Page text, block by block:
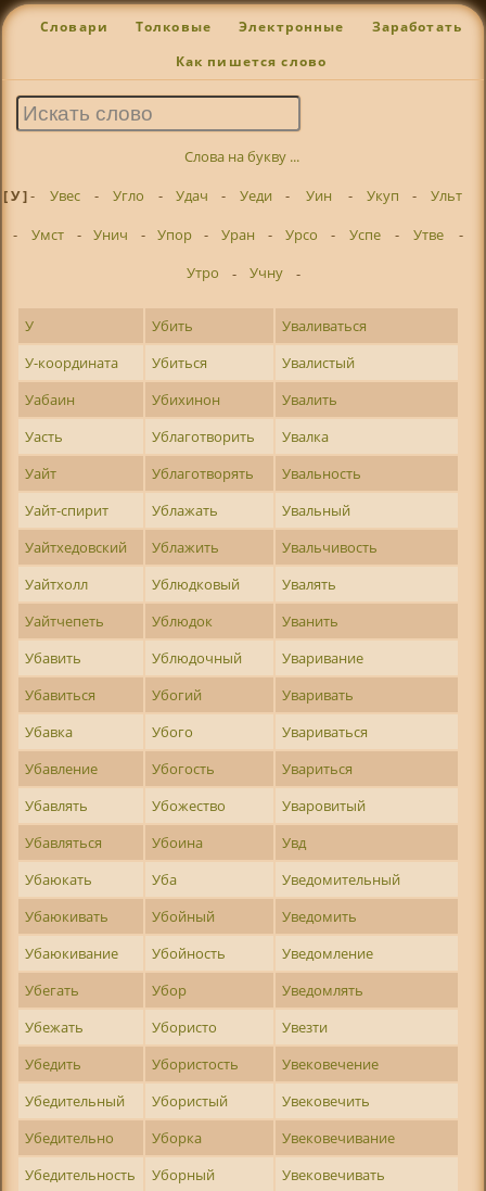
Словари Толковые Электронные Заработать
Как пишется слово
Слова на букву ...
[ У ]- Увес - Угло - Удач - Уеди - Уин - Укуп -
Ульт
-
Умст - Унич - Упор - Уран - Урсо - Успе - Утве
-
Утро
- Учну -
У Убить
Уваливаться
У-координата
Убиться
Увалистый
Уабаин
Убихинон
Увалить
Уасть
Ублаготворить
Увалка
Уайт
Ублаготворять
Увальность
Уайт-спирит
Ублажать
Увальный
Уайтхедовский
Ублажить
Увальчивость
Уайтхолл
Ублюдковый
Увалять
Уайтчепеть
Ублюдок
Уванить
Убавить
Ублюдочный
Уваривание
Убавиться
Убогий
Уваривать
Убавка
Убого
Увариваться
Убавление
Убогость
Увариться
Убавлять
Убожество
Уваровитый
Убавляться
Убоина
Увд
Убаюкать
Уба
Уведомительный
Убаюкивать
Убойный
Уведомить
Убаюкивание
Убойность
Уведомление
Убегать
Убор
Уведомлять
Убежать
Убористо
Увезти
Убедить
Убористость
Увековечение
Убедительный
Убористый
Увековечить
Убедительно
Уборка
Увековечивание
Убедительность
Уборный
Увековечивать